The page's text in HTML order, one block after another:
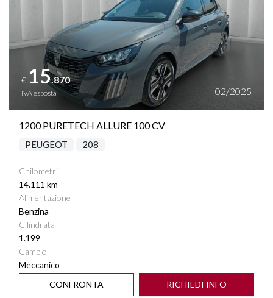
€ 15.870
IVA esposta 02/2025
1200 PURETECH ALLURE 100 CV
PEUGEOT 208
Chilometri
14.111 km
Alimentazione
Benzina
Cilindrata
1.199
Cambio
Meccanico
CONFRONTA
RICHIEDI INFO